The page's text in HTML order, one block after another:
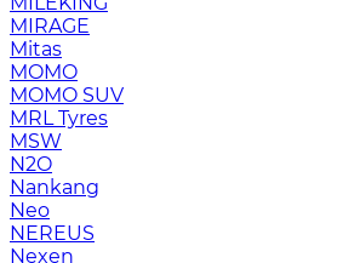
MIRAGE
Mitas
MOMO
MOMO SUV
MRL Tyres
MSW
N2O
Nankang
Neo
NEREUS
Nexen